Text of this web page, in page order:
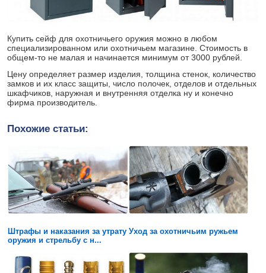
Купить сейф для охотничьего оружия можно в любом
специализированном или охотничьем магазине. Стоимость в
общем-то не малая и начинается минимум от 3000 рублей.
Цену определяет размер изделия, толщина стенок, количество
замков и их класс защиты, число полочек, отделов и отдельных
шкафчиков, наружная и внутренняя отделка ну и конечно
фирма производитель.
Похожие статьи:
Штрафы и наказания за утрату
оружия и стрельбу с н...
Уход за охотничьим ружьем